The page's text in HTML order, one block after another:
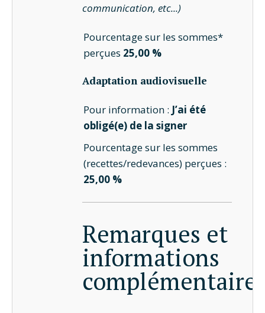
communication, etc...)
Pourcentage sur les sommes*
perçues 25,00 %
Adaptation audiovisuelle
Pour information : J’ai été
obligé(e) de la signer
Pourcentage sur les sommes
(recettes/redevances) perçues :
25,00 %
Remarques et
informations